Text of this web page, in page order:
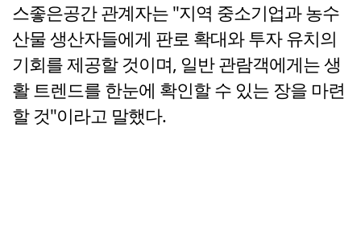
스좋은공간 관계자는 "지역 중소기업과 농수
산물 생산자들에게 판로 확대와 투자 유치의
기회를 제공할 것이며, 일반 관람객에게는 생
활 트렌드를 한눈에 확인할 수 있는 장을 마련
할 것"이라고 말했다.